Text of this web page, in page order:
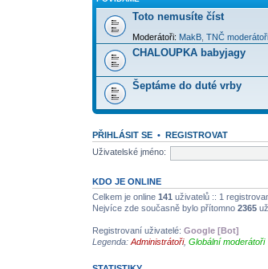
Toto nemusíte číst
Moderátoři: MakB, TNČ moderátoři
CHALOUPKA babyjagy
Šeptáme do duté vrby
PŘIHLÁSIT SE• REGISTROVAT
Uživatelské jméno:
KDO JE ONLINE
Celkem je online 141 uživatelů :: 1
Nejvíce zde současně bylo přítomno 2365
Registrovaní uživatelé: Google [Bot]
Legenda: Administrátoři, Globální moderátoři